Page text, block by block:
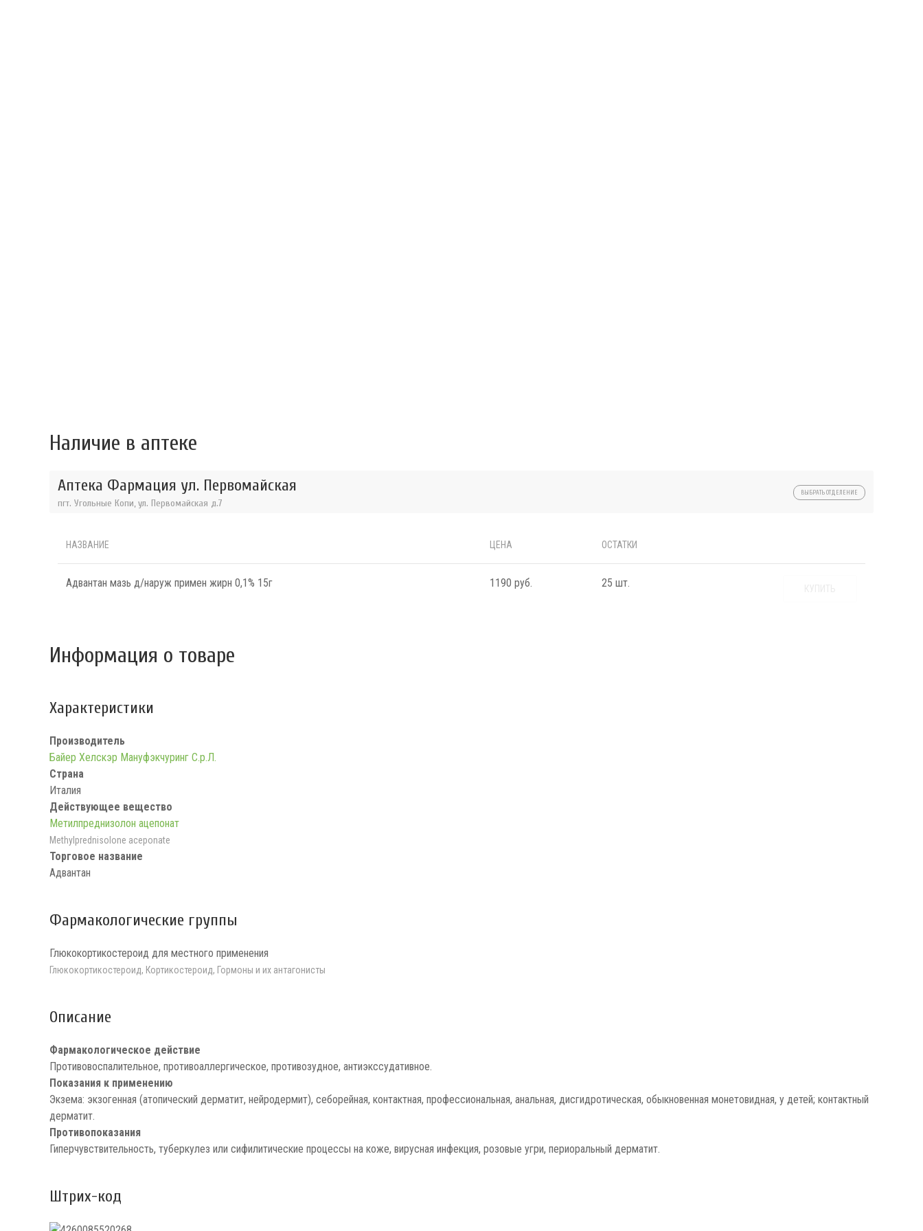
Наличие в аптеке
Аптека Фармация ул. Первомайская
пгт. Угольные Копи, ул. Первомайская д.7
ВЫБРАТЬ ОТДЕЛЕНИЕ
НАЗВАНИЕ ЦЕНА ОСТАТКИ
Адвантан мазь д/наруж примен жирн 0,1% 15г 1190 руб. 25 шт.
Информация о товаре
Характеристики
Производитель
Байер Хелскэр Мануфэкчуринг С.р.Л.
Страна
Италия
Действующее вещество
Метилпреднизолон ацепонат
Methylprednisolone aceponate
Торговое название
Адвантан
Фармакологические группы
Глюкокортикостероид для местного применения
Глюкокортикостероид, Кортикостероид, Гормоны и их антагонисты
Описание
Фармакологическое действие
Противовоспалительное, противоаллергическое, противозудное, антиэкссудативное.
Показания к применению
Экзема: экзогенная (атопический дерматит, нейродермит), себорейная, контактная, профессиональная, анальная, дисгидротическая, обыкновенная монетовидная, у детей; контактный
дерматит.
Противопоказания
Гиперчувствительность, туберкулез или сифилитические процессы на коже, вирусная инфекция, розовые угри, периоральный дерматит.
Штрих-код